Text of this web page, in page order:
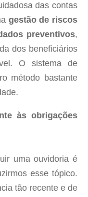
das contas
gestão de riscos
preventivos,
dos beneficiários
O sistema de
método bastante
às obrigações
uma ouvidoria é
esse tópico.
tão recente e de